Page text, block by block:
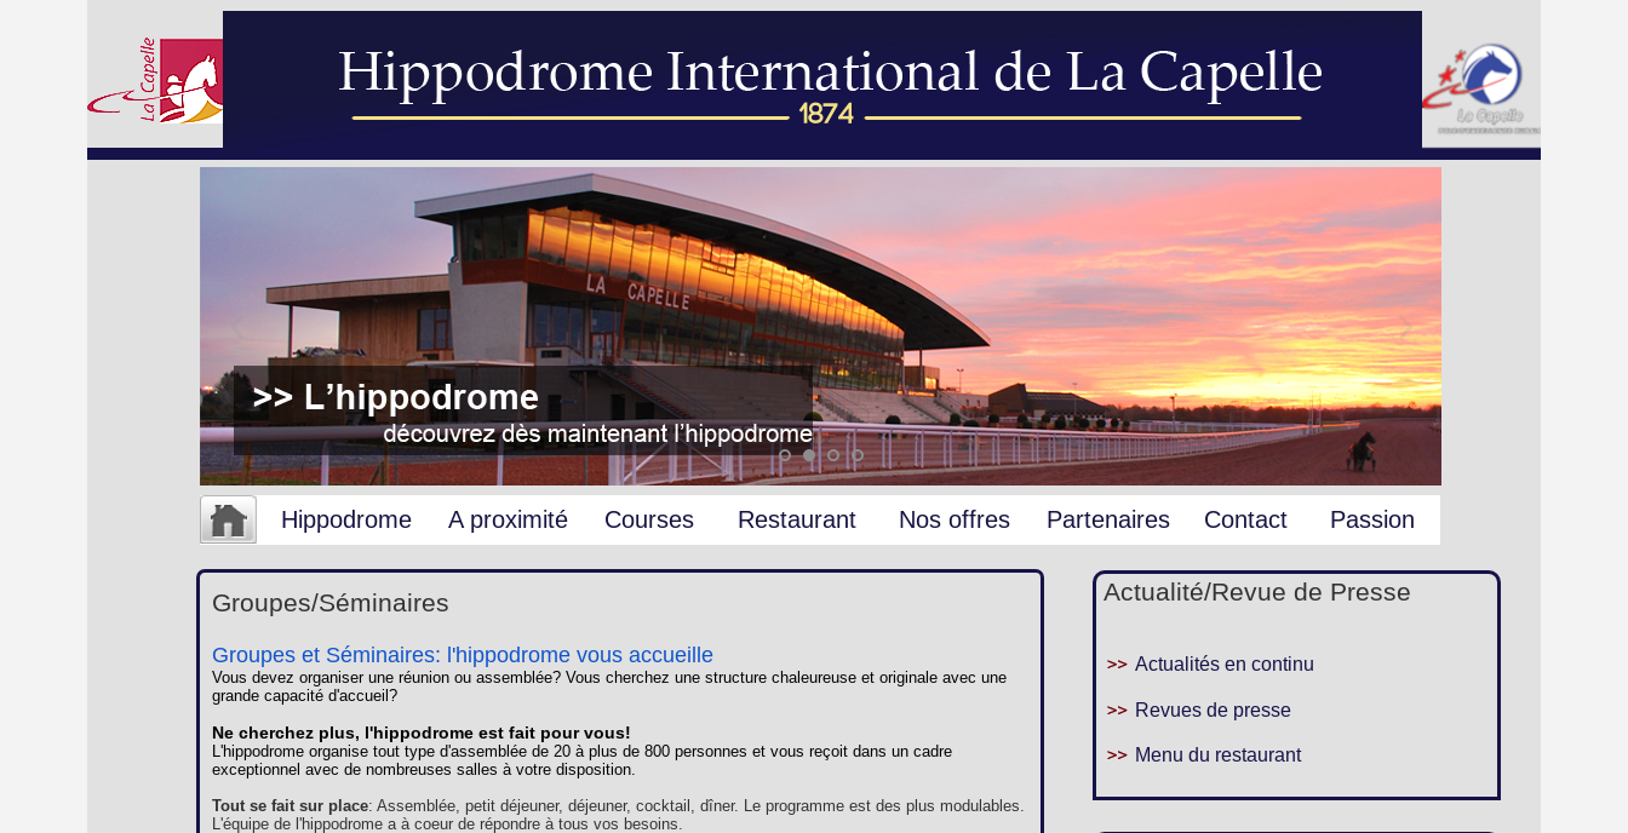
Hippodrome A proximité Courses Restaurant Nos offres
Loges
VIP
Partenaires Contact Passion
Groupes/Séminaires
Groupes et Séminaires: l'hippodrome vous accueille
Vous devez organiser une réunion ou assemblée? Vous cherchez une structure chaleureuse et originale avec une
grande capacité d'accueil?
Ne cherchez plus, l'hippodrome est fait pour vous!
L'hippodrome organise tout type d'assemblée de 20 à plus de 800 personnes et vous reçoit dans un cadre
exceptionnel avec de nombreuses salles à votre disposition.
Tout se fait sur place: Assemblée, petit déjeuner, déjeuner, cocktail, dîner. Le programme est des plus modulables.
L'équipe de l'hippodrome a à coeur de répondre à tous vos besoins.
Actualité/Revue de Presse
Actualités en continu
Revues de presse
Menu du restaurant